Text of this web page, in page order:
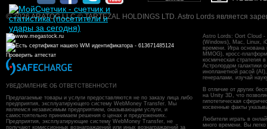
© 2026 ARATOG LLC © TARTEZAL HOLDINGS LTD. Astro Lords является
Проверить аттестат
УВЕДОМЛЕНИЕ ОБ ОТВЕТСТВЕННОСТИ
Предлагаемые товары и услуги предоставляются не по заказу лица либо
предприятия, эксплуатирующего систему WebMoney Transfer. Мы
являемся независимым предприятием, оказывающим услуги, и
самостоятельно принимаем решения о ценах и предложениях.
Предприятия, эксплуатирующие систему WebMoney Transfer, не
получают комиссионных вознаграждений или иных вознаграждений за
Astro Lords: Oort Cloud -
(Windows), Mac, Linux,
времени. Игра основана
MMOG), кросс-
космическая стратегия
Астролордом галактики
инопланетной расой
генералами, изучай
В отличие от других
на Unity 3D, что
гипотетическая
косвенные факты
Любители играть в
много времени. Вы